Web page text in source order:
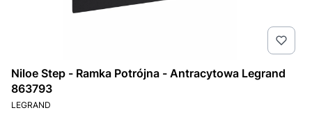
Niloe Step - Ramka Potrójna - Antracytowa Legrand
863793
PRODUCENT
LEGRAND